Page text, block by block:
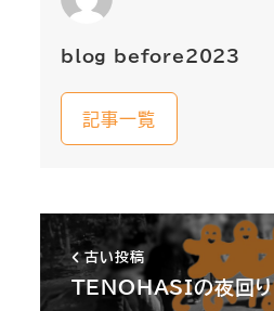
blog_before2023
記事一覧
古い投稿
TENOHASIの夜回り